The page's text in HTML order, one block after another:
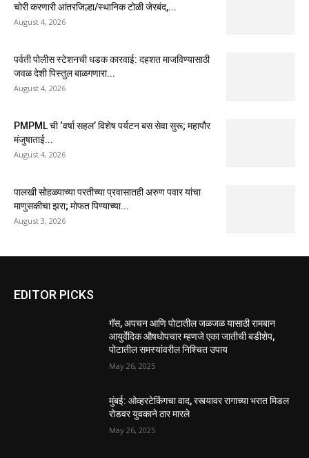
चोरी करणारी आंतरजिल्हा/स्थानिक टोळी जेरबंद,...
August 4, 2026
पर्वती पोलीस स्टेशनची धडक कारवाई: दहशत माजविण्यासाठी
जवळ देशी पिस्तुल बाळगणारा...
August 4, 2026
PMPML ची ‘वर्षा सहल’ विशेष पर्यटन बस सेवा सुरू; महापौर
मंजुषाताई...
August 4, 2026
पालखी सोहळ्याच्या परतीच्या प्रवासातही अरुण पवार यांचा
माणुसकीचा झरा; मोफत पिण्याच्या...
August 3, 2026
EDITOR PICKS
गॅस, अपचन आणि पोटातील जळजळ यासाठी रामबान
आयुर्वेदिक औषधोपचार म्हणजे एका जातीची बडीशेप,
पोटातील समस्यांवरील निश्चित उपाय
May 26, 2025
मुंबई: ओव्हरटेकिंगचा वाद, रस्त्यावर रागाच्या भरात मिडल
रोडवर युवकाने ठार मारले
May 26, 2025